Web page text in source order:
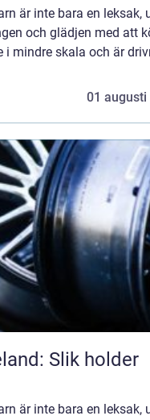
är inte bara en leksak,
och glädjen med att
i mindre skala och är
01 augusti
Slik holder
är inte bara en leksak,